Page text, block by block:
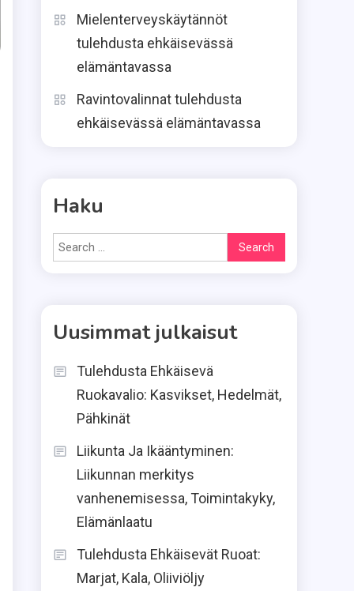
Mielenterveyskäytännöt
tulehdusta ehkäisevässä
elämäntavassa
Ravintovalinnat tulehdusta
ehkäisevässä elämäntavassa
Haku
Search
for:
Uusimmat julkaisut
Tulehdusta Ehkäisevä
Ruokavalio: Kasvikset, Hedelmät,
Pähkinät
Liikunta Ja Ikääntyminen:
Liikunnan merkitys
vanhenemisessa, Toimintakyky,
Elämänlaatu
Tulehdusta Ehkäisevät Ruoat:
Marjat, Kala, Oliiviöljy